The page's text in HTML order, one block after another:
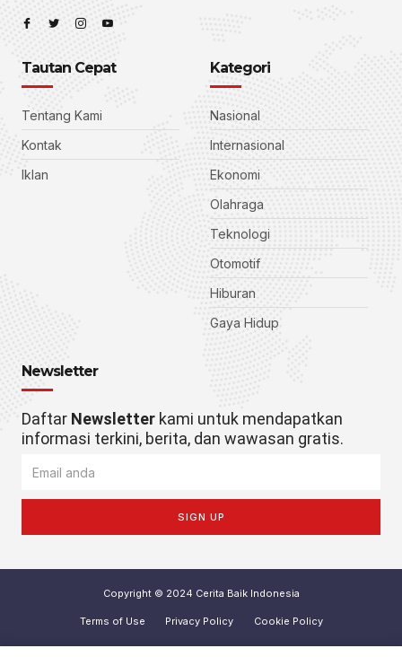
Tautan Cepat
Tentang Kami
Kontak
Iklan
Kategori
Nasional
Internasional
Ekonomi
Olahraga
Teknologi
Otomotif
Hiburan
Gaya Hidup
Newsletter
Daftar Newsletter kami untuk mendapatkan
informasi terkini, berita, dan wawasan gratis.
SIGN UP
Copyright © 2024 Cerita Baik Indonesia
Terms of Use Privacy Policy Cookie Policy